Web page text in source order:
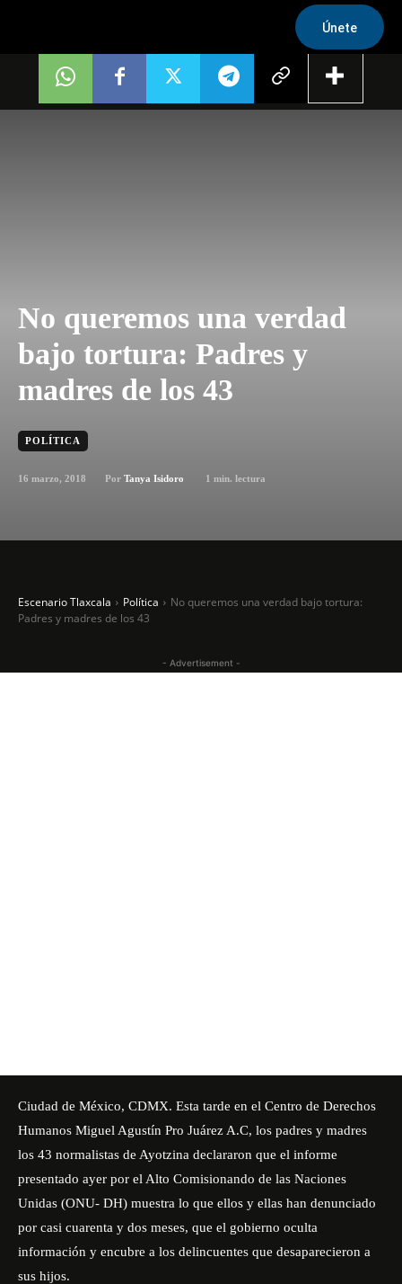
Únete
No queremos una verdad
bajo tortura: Padres y
madres de los 43
POLÍTICA
16 marzo, 2018 Por Tanya Isidoro 1 min. lectura
Escenario Tlaxcala Política
No queremos una verdad bajo tortura:
Padres y madres de los 43
- Advertisement -
Ciudad de México, CDMX. Esta tarde en el Centro de Derechos
Humanos Miguel Agustín Pro Juárez A.C, los padres y madres
los 43 normalistas de Ayotzina declararon que el informe
presentado ayer por el Alto Comisionando de las Naciones
Unidas (ONU- DH) muestra lo que ellos y ellas han denunciado
por casi cuarenta y dos meses, que el gobierno oculta
información y encubre a los delincuentes que desaparecieron a
sus hijos.